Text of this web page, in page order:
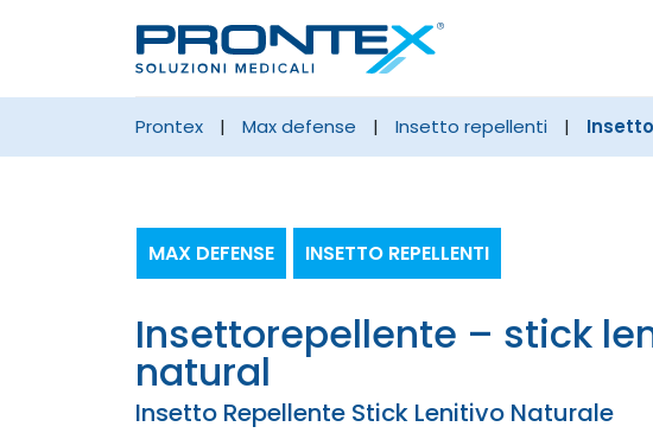
prontex | max defense | insetto repellenti |
MAX DEFENSE INSETTO REPELLENTI
insettorepellente – stick lenitivo –
natural
Insetto Repellente Stick Lenitivo Naturale